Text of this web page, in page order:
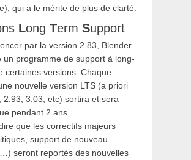
qui a le mérite de plus de clarté.
Long Term Support
par la version 2.83, Blender
un programme de support à long-
certaines versions. Chaque
nouvelle version LTS (a priori
2.93, 3.03, etc) sortira et sera
pendant 2 ans.
que les correctifs majeurs
support de nouveau
seront reportés des nouvelles